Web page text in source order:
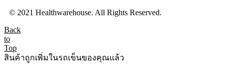
© 2021 Healthwarehouse. All Rights Reserved.
Back
to
Top
สินค้าถูกเพิ่มในรถเข็นของคุณแล้ว